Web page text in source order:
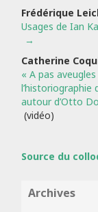
Frédérique
Usages de Ian
Catherine
« A pas
autour d’Otto
(vidéo)
Source du
Archives